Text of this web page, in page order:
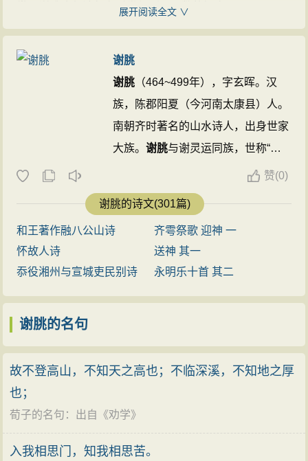
邑：指南齐都城建康，即今南京市。
灞，水名，源出陕西蓝田，流经长安城东。河阳视京
县：借用西晋诗人潘岳《河阳县诗》“引领望京室” 诗意。
河阳：故城在今河南梦县西。京县：指西晋都城洛阳。
两句意为：我怀着眷恋之情，傍晚登上三山，回头眺望
丽：使动用法，这里有“照射使……色彩绚丽”的意思。飞
甍：上翘如飞翼的屋脊。甍：屋脊。参差：高下不齐的
绮：有花纹的丝织品，锦缎。澄江：清澈的江水。练：
洁白的绸子。喧鸟覆春洲：形容鸟儿众多。覆：盖。杂
英：各色的花。甸：郊野。
佳期：指归来的日期。怅：惆怅。霰：雪珠。两句意
为：分别了，想到何日才能回来，不由得令人惆怅悲
伤，留下雪珠般的眼泪。
鬒：黑发。变：这里指变白。两句意为：怀着望乡之情
的人，又有谁能不白了头发呢？
赏，谢朓这句诗却在后世得到了无数的知音。
《晚登三山还望京邑》是一首五言古诗，抒写诗人
登上三山时遥望京城和大江美景引起的思乡之情。
接而得名，位于建康西南长江南岸，附近有渡口，离建
康不远，相当于从灞桥到长安的距离。此诗开头借用王
粲《七哀诗》“南登霸陵岸，回首望长安”的意思，形容他
沿江而上，傍晚时登上江岸的三山回望建康的情景，十
分贴切。“河阳视京县”一句从字面上看似乎与上句语意重
暗示自己此去宣城为郡守，遥望京邑建康，正如西晋的
在灞涘回望长安，所抒发的不仅是眷恋长安的乡情，更
有向往明王贤伯、重建清平之治的愿望。谢朓这次出守
不安的局面之中。因此首二句既交代出离京的原因和路
展开阅读全文 ∨
谢朓
谢朓 （464~499年），字玄晖。汉
族，陈郡阳夏（今河南太康县）人。
南朝齐时著名的山水诗人，出身世家
大族。谢朓与谢灵运同族，世称“小
谢”。初任竟陵王萧子良功曹、文
学，为“竟陵八友”之一。后官宣城太
守，终尚书吏部郎，又称谢宣城、谢
吏部。东昏侯永元初，遭始安王萧遥
光诬陷，下狱死。曾与沈约等共创
“永明体”。今存诗二百余首，多描写
自然景物，间亦直抒怀抱，诗风清新
句；又平仄协调，对偶工整，开启唐
代律绝之先河。 ...
赞(0)
谢朓的诗文(301篇)
和王著作融八公山诗
齐雩祭歌 迎神 一
怀故人诗
送神 其一
忝役湘州与宣城吏民别诗
永明乐十首 其二
谢朓的名句
故不登高山，不知天之高也；不临深溪，不知地之厚
也；
荀子的名句 ：出自《劝学》
入我相思门，知我相思苦。